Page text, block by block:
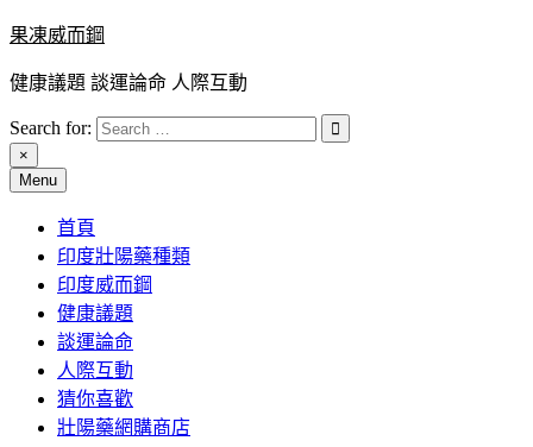
Skip
to
content
果凍威而鋼
健康議題 談運論命 人際互動
Search for:
×
Menu
首頁
印度壯陽藥種類
印度威而鋼
健康議題
談運論命
人際互動
猜你喜歡
壯陽藥網購商店